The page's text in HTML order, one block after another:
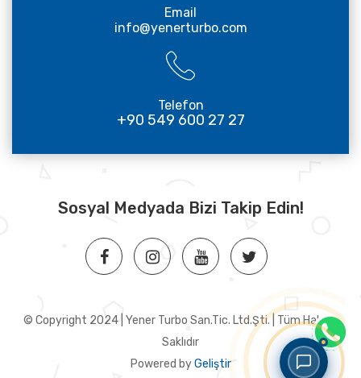
Email
info@yenerturbo.com
Telefon
+90 549 600 27 27
Sosyal Medyada Bizi Takip Edin!
© Copyright 2024 | Yener Turbo San.Tic. Ltd.Şti. | Tüm Hakları
Saklıdır
Powered byGeliştir